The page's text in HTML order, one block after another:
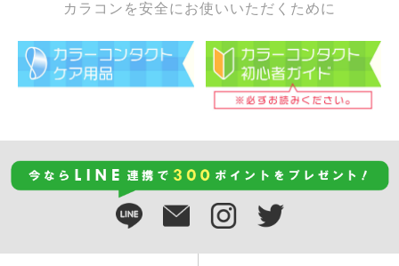
カラコンを安全にお使いいただくために